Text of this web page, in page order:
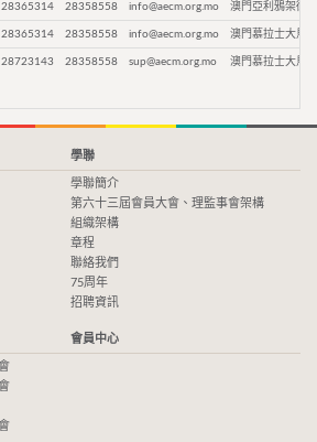
28365314 28358558 info@aecm.org.mo 澳門亞利鴉架街9
28365314 28358558 info@aecm.org.mo 澳門慕拉士大馬
28723143 28358558 sup@aecm.org.mo 澳門慕拉士大馬
學聯
學聯簡介
第六十三屆會員大會、理監事會架構
組織架構
章程
聯絡我們
75周年
招聘資訊
會員中心